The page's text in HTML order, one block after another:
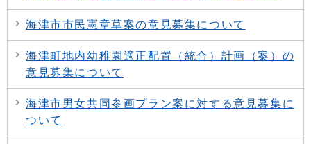
海津市市民憲章草案の意見募集について
海津町地内幼稚園適正配置（統合）計画（案）の
意見募集について
海津市男女共同参画プラン案に対する意見募集に
ついて